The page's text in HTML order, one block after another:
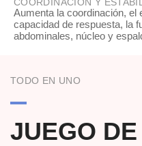
Aumenta la coordinación, el
capacidad de respuesta, la
abdominales, núcleo y
TODO EN UNO
JUEGO